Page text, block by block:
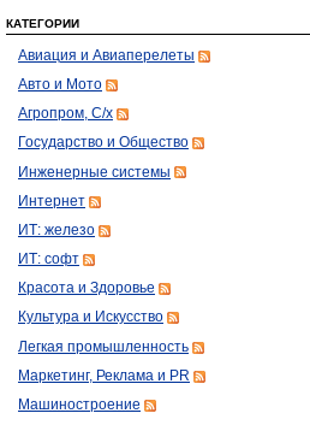
КАТЕГОРИИ
Авиация и Авиаперелеты
Авто и Мото
Агропром, С/х
Государство и Общество
Инженерные системы
Интернет
ИТ: железо
ИТ: софт
Красота и Здоровье
Культура и Искусство
Легкая промышленность
Маркетинг, Реклама и PR
Машиностроение